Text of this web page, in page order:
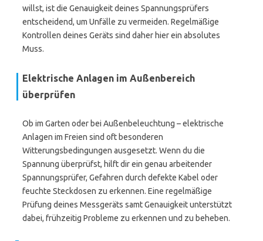
willst, ist die Genauigkeit deines Spannungsprüfers
entscheidend, um Unfälle zu vermeiden. Regelmäßige
Kontrollen deines Geräts sind daher hier ein absolutes
Muss.
Elektrische Anlagen im Außenbereich
überprüfen
Ob im Garten oder bei Außenbeleuchtung – elektrische
Anlagen im Freien sind oft besonderen
Witterungsbedingungen ausgesetzt. Wenn du die
Spannung überprüfst, hilft dir ein genau arbeitender
Spannungsprüfer, Gefahren durch defekte Kabel oder
feuchte Steckdosen zu erkennen. Eine regelmäßige
Prüfung deines Messgeräts samt Genauigkeit unterstützt
dabei, frühzeitig Probleme zu erkennen und zu beheben.